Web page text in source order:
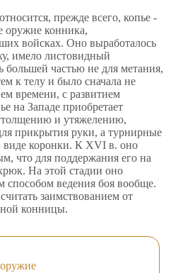
прежде всего, копье -
оружие конника,
войсках. Оно выработалось
имело листовидный
большей частью не для метания,
к телу и было сначала не
времени, с развитием
на Западе приобретает
и утяжелению,
прикрытия руки, а турнирные
виде коронки. К XVI в. оно
что для поддержания его на
На этой стадии оно
способом ведения боя вообще.
заимствованием от
конницы.